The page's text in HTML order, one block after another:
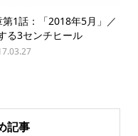
第1話：「2018年5月」／
る3センチヒール
記事